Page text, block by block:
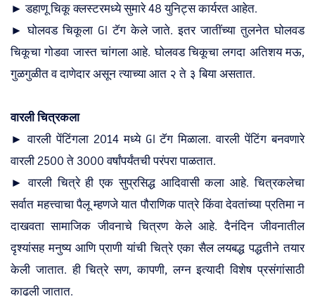
► डहाणू चिकू क्लस्टरमध्ये सुमारे 48 युनिट्स कार्यरत आहेत.
► घोलवड चिकूला GI टॅग केले जाते. इतर जातींच्या तुलनेत घोलवड
चिकूचा गोडवा जास्त चांगला आहे. घोलवड चिकूचा लगदा अतिशय मऊ,
गुळगुळीत व दाणेदार असून त्याच्या आत २ ते ३ बिया असतात.
वारली चित्रकला
► वारली पेंटिंगला 2014 मध्ये GI टॅग मिळाला. वारली पेंटिंग बनवणारे
वारली 2500 ते 3000 वर्षांपर्यंतची परंपरा पाळतात.
► वारली चित्रे ही एक सुप्रसिद्ध आदिवासी कला आहे. चित्रकलेचा
सर्वात महत्त्वाचा पैलू म्हणजे यात पौराणिक पात्रे किंवा देवतांच्या प्रतिमा न
दाखवता सामाजिक जीवनाचे चित्रण केले आहे. दैनंदिन जीवनातील
दृश्यांसह मनुष्य आणि प्राणी यांची चित्रे एका सैल लयबद्ध पद्धतीने तयार
केली जातात. ही चित्रे सण, कापणी, लग्न इत्यादी विशेष प्रसंगांसाठी
काढली जातात.